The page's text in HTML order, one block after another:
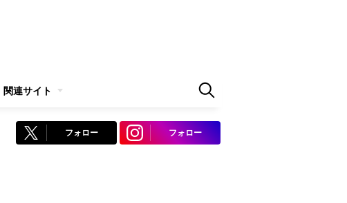
関連サイト
フォロー フォロー